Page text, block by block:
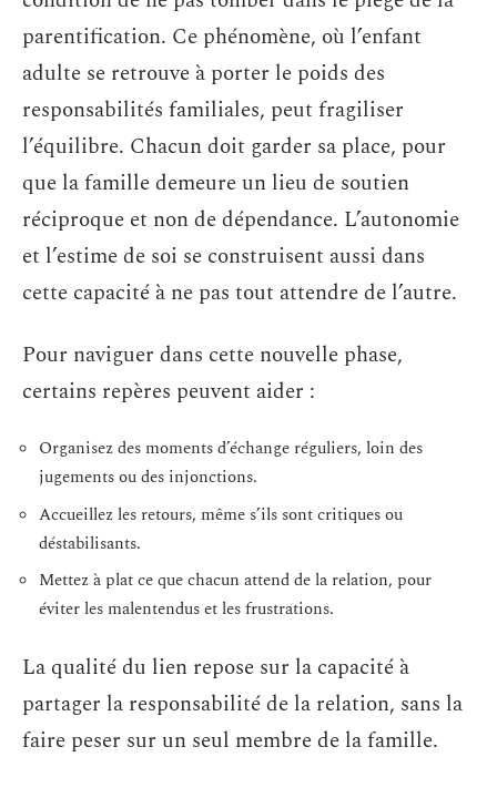
parentification. Ce phénomène, où l’enfant
adulte se retrouve à porter le poids des
responsabilités familiales, peut fragiliser
l’équilibre. Chacun doit garder sa place, pour
que la famille demeure un lieu de soutien
réciproque et non de dépendance. L’autonomie
et l’estime de soi se construisent aussi dans
cette capacité à ne pas tout attendre de l’autre.
Pour naviguer dans cette nouvelle phase,
certains repères peuvent aider :
Organisez des moments d’échange réguliers, loin des
jugements ou des injonctions.
Accueillez les retours, même s’ils sont critiques ou
déstabilisants.
Mettez à plat ce que chacun attend de la relation, pour
éviter les malentendus et les frustrations.
La qualité du lien repose sur la capacité à
partager la responsabilité de la relation, sans la
faire peser sur un seul membre de la famille.